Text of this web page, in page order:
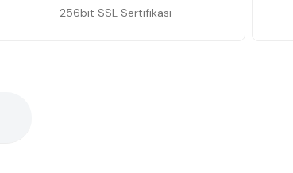
256bit SSL Sertifikası